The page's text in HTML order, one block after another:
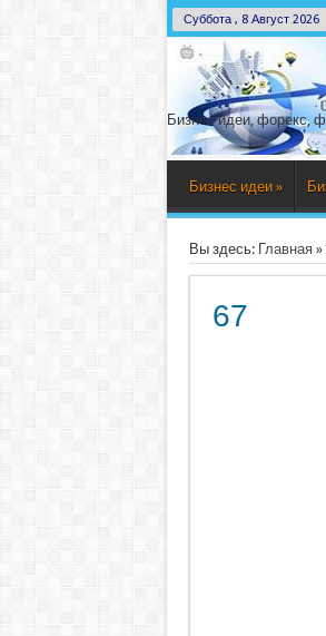
Суббота , 8 Август 2026
Бизнес идеи, форекс,
Бизнес идеи »
Вы здесь: Главная»
67